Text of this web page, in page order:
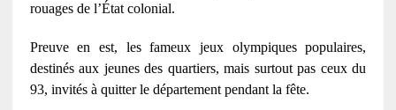
rouages de l’État colonial.
Preuve en est, les fameux jeux olympiques populaires,
destinés aux jeunes des quartiers, mais surtout pas ceux du
93, invités à quitter le département pendant la fête.